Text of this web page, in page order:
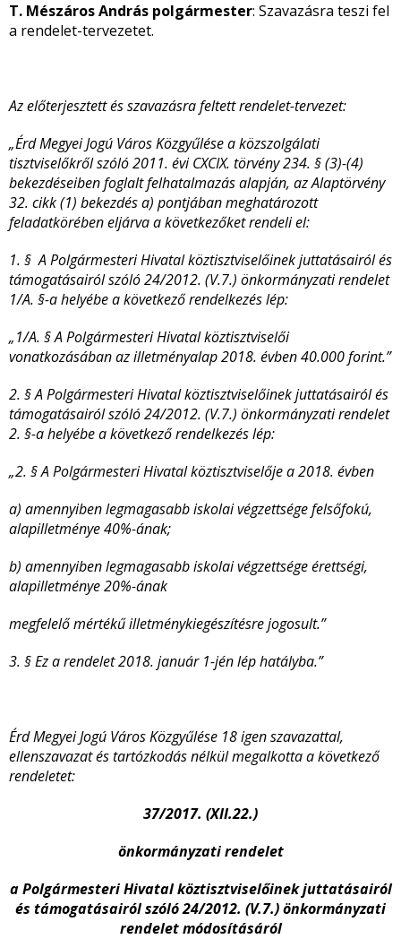
T. Mészáros András polgármester: Szavazásra teszi fel
a rendelet-tervezetet.
Az előterjesztett és szavazásra feltett rendelet-tervezet:
„Érd Megyei Jogú Város Közgyűlése a közszolgálati
tisztviselőkről szóló 2011. évi CXCIX. törvény 234. § (3)-(4)
bekezdéseiben foglalt felhatalmazás alapján, az Alaptörvény
32. cikk (1) bekezdés a) pontjában meghatározott
feladatkörében eljárva a következőket rendeli el:
1. § A Polgármesteri Hivatal köztisztviselőinek juttatásairól és
támogatásairól szóló 24/2012. (V.7.) önkormányzati rendelet
1/A. §-a helyébe a következő rendelkezés lép:
„1/A. § A Polgármesteri Hivatal köztisztviselői
vonatkozásában az illetményalap 2018. évben 40.000 forint.”
2. § A Polgármesteri Hivatal köztisztviselőinek juttatásairól és
támogatásairól szóló 24/2012. (V.7.) önkormányzati rendelet
2. §-a helyébe a következő rendelkezés lép:
„2. § A Polgármesteri Hivatal köztisztviselője a 2018. évben
a) amennyiben legmagasabb iskolai végzettsége felsőfokú,
alapilletménye 40%-ának;
b) amennyiben legmagasabb iskolai végzettsége érettségi,
alapilletménye 20%-ának
megfelelő mértékű illetménykiegészítésre jogosult.”
3. § Ez a rendelet 2018. január 1-jén lép hatályba.”
Érd Megyei Jogú Város Közgyűlése 18 igen szavazattal,
ellenszavazat és tartózkodás nélkül megalkotta a következő
rendeletet:
37/2017. (XII.22.)
önkormányzati rendelet
a Polgármesteri Hivatal köztisztviselőinek juttatásairól
és támogatásairól szóló 24/2012. (V.7.) önkormányzati
rendelet módosításáról